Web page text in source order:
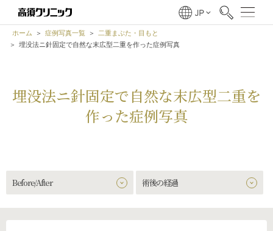
ホーム 症例写真一覧
二重まぶた・目もと
埋没法ニ針固定で自然な末広型二重を作った症例写真
埋没法ニ針固定で自然な末広型二重を
作った症例写真
Before/After 術後の経過